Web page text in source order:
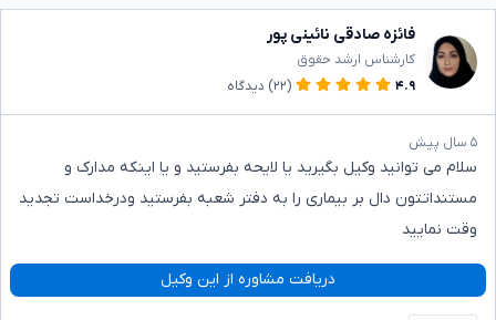
فائزه صادقی نائینی پور
کارشناس ارشد حقوق
۴.۹
(۲۲) دیدگاه
۵ سال پیش
سلام می توانید وکیل بگیرید یا لایحه بفرستید و یا اینکه مدارک و
مستنداتتون دال بر بیماری را به دفتر شعبه بفرستید ودرخداست تجدید
وقت نمایید
دریافت مشاوره از این وکیل